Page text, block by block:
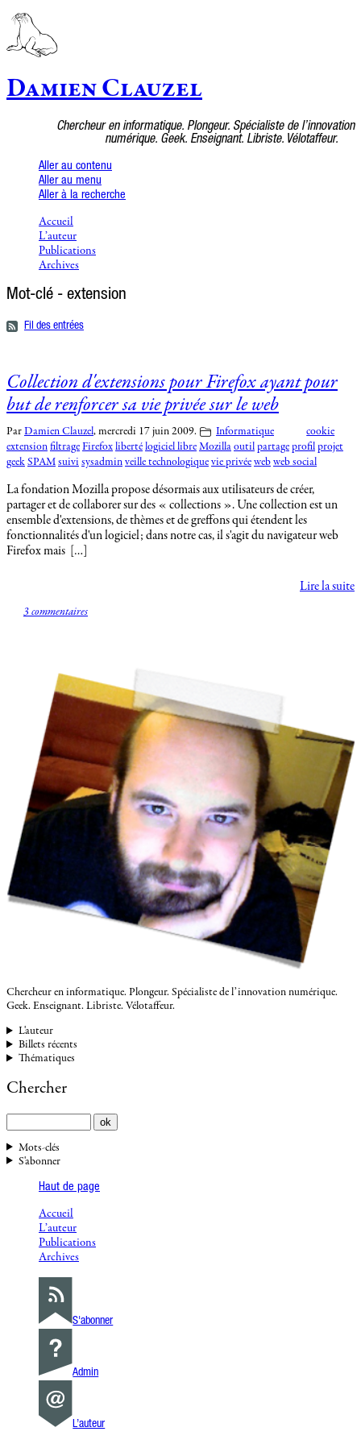
Damien Clauzel
Chercheur en informatique. Plongeur. Spécialiste de l’innovation
numérique. Geek. Enseignant. Libriste. Vélotaffeur.
Aller au contenu
Aller au menu
Aller à la recherche
Accueil
L’auteur
Publications
Archives
Mot-clé - extension
Fil des entrées
Collection d'extensions pour Firefox ayant pour
but de renforcer sa vie privée sur le web
Par Damien Clauzel, mercredi 17 juin 2009. Informatique
cookie
extension filtrage Firefox liberté logiciel libre Mozilla outil partage profil projet
geek SPAM suivi sysadmin veille technologique vie privée web web social
La fondation Mozilla propose désormais aux utilisateurs de créer,
partager et de collaborer sur des « collections ». Une collection est un
ensemble d'extensions, de thèmes et de greffons qui étendent les
fonctionnalités d'un logiciel; dans notre cas, il s'agit du navigateur web
Firefox mais […]
Lire la suite
3 commentaires
Chercheur en informatique. Plongeur. Spécialiste de l’innovation numérique.
Geek. Enseignant. Libriste. Vélotaffeur.
L'auteur
Billets récents
Thématiques
Chercher
Mots-clés
S'abonner
Haut de page
Accueil
L’auteur
Publications
Archives
S'abonner
Admin
L’auteur